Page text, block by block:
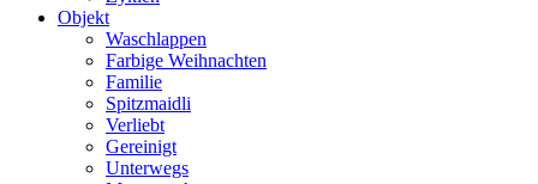
Objekt
Waschlappen
Farbige Weihnachten
Familie
Spitzmaidli
Verliebt
Gereinigt
Unterwegs